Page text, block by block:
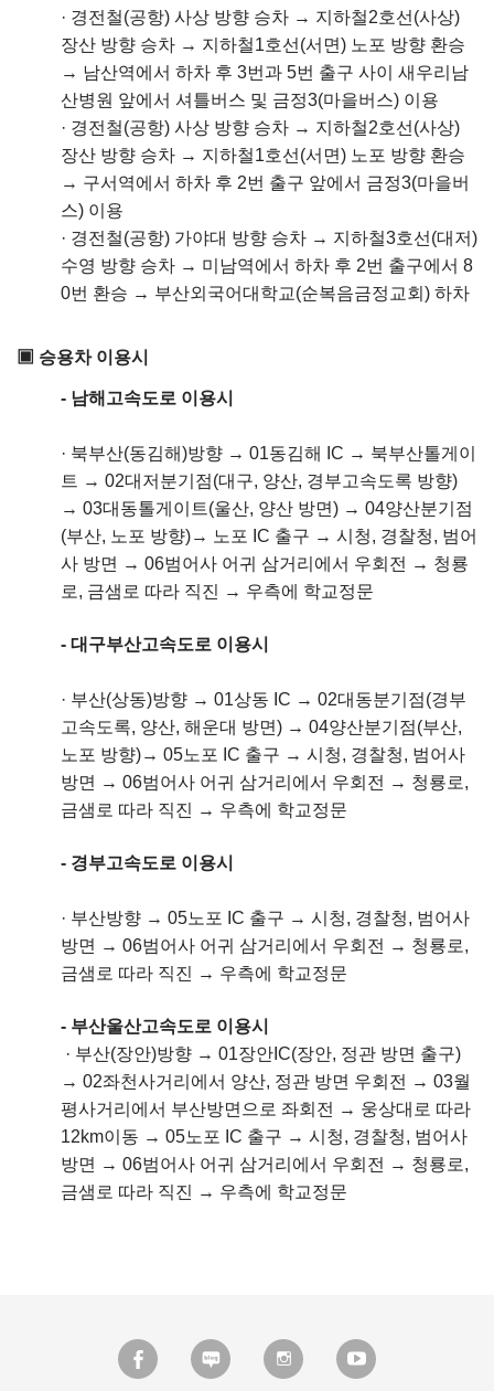
· 경전철(공항) 사상 방향 승차 → 지하철2호선(사상)
장산 방향 승차 → 지하철1호선(서면) 노포 방향 환승
→ 남산역에서 하차 후 3번과 5번 출구 사이 새우리남
산병원 앞에서 셔틀버스 및 금정3(마을버스) 이용
· 경전철(공항) 사상 방향 승차 → 지하철2호선(사상)
장산 방향 승차 → 지하철1호선(서면) 노포 방향 환승
→ 구서역에서 하차 후 2번 출구 앞에서 금정3(마을버
스) 이용
· 경전철(공항) 가야대 방향 승차 → 지하철3호선(대저)
수영 방향 승차 → 미남역에서 하차 후 2번 출구에서 8
0번 환승 → 부산외국어대학교(순복음금정교회) 하차
▣ 승용차 이용시
- 남해고속도로 이용시
· 북부산(동김해)방향 → 01동김해 IC → 북부산톨게이
트 → 02대저분기점(대구, 양산, 경부고속도록 방향)
→ 03대동톨게이트(울산, 양산 방면) → 04양산분기점
(부산, 노포 방향)→ 노포 IC 출구 → 시청, 경찰청, 범어
사 방면 → 06범어사 어귀 삼거리에서 우회전 → 청룡
로, 금샘로 따라 직진 → 우측에 학교정문
- 대구부산고속도로 이용시
· 부산(상동)방향 → 01상동 IC → 02대동분기점(경부
고속도록, 양산, 해운대 방면) → 04양산분기점(부산,
노포 방향)→ 05노포 IC 출구 → 시청, 경찰청, 범어사
방면 → 06범어사 어귀 삼거리에서 우회전 → 청룡로,
금샘로 따라 직진 → 우측에 학교정문
- 경부고속도로 이용시
· 부산방향 → 05노포 IC 출구 → 시청, 경찰청, 범어사
방면 → 06범어사 어귀 삼거리에서 우회전 → 청룡로,
금샘로 따라 직진 → 우측에 학교정문
- 부산울산고속도로 이용시
· 부산(장안)방향 → 01장안IC(장안, 정관 방면 출구)
→ 02좌천사거리에서 양산, 정관 방면 우회전 → 03월
평사거리에서 부산방면으로 좌회전 → 웅상대로 따라
12km이동 → 05노포 IC 출구 → 시청, 경찰청, 범어사
방면 → 06범어사 어귀 삼거리에서 우회전 → 청룡로,
금샘로 따라 직진 → 우측에 학교정문